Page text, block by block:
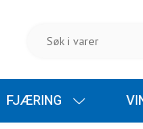
FJÆRING